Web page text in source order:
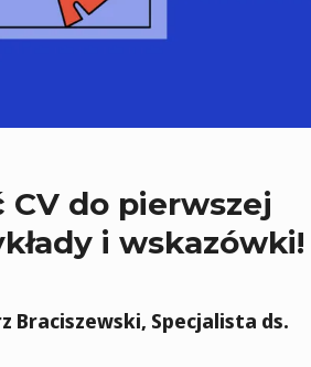
CV do pierwszej
i wskazówki!
Braciszewski, Specjalista ds.